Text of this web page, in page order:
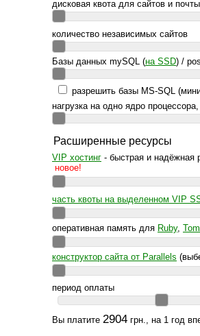
дисковая квота для сайтов и почты
количество независимых сайтов
Базы данных mySQL (на SSD) /
разрешить базы MS-SQL
нагрузка на одно ядро
Расширенные ресурсы
VIP хостинг - быстрая и надёжная
новое!
часть квоты на выделенном VIP
оперативная память для Ruby,
конструктор сайта от Parallels
период оплаты
Вы платите 2904 грн., на 1 год